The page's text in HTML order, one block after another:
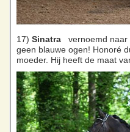
17) Sinatra vernoemd naar
geen blauwe ogen! Honoré
moeder. Hij heeft de maat